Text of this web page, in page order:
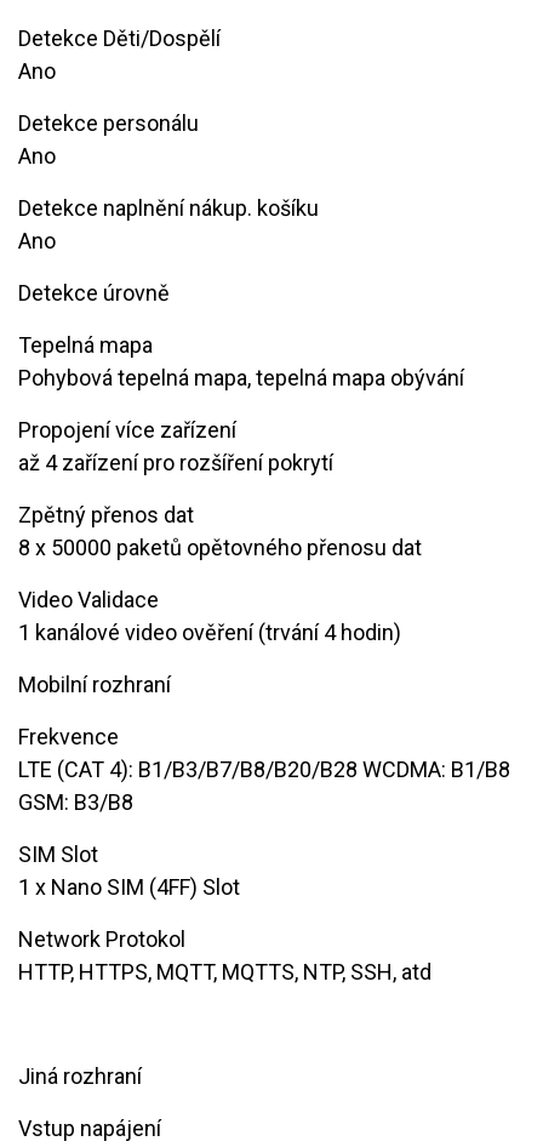
Detekce Děti/Dospělí
Ano
Detekce personálu
Ano
Detekce naplnění nákup. košíku
Ano
Detekce úrovně
Tepelná mapa
Pohybová tepelná mapa, tepelná mapa obývání ​ ​ ​
Propojení více zařízení
​​až 4 zařízení pro rozšíření pokrytí
Zpětný přenos dat
​8 x 50000 paketů opětovného přenosu dat
Video Validace
​​1 kanálové video ověření (trvání 4 hodin)
Mobilní rozhraní
Frekvence
​LTE (CAT 4): B1/B3/B7/B8/B20/B28 WCDMA: B1/B8
GSM: B3/B8
SIM Slot
​1 x Nano SIM (4FF) Slot
Network Protokol
​HTTP, HTTPS, MQTT, MQTTS, NTP, SSH, atd
Jiná rozhraní
Vstup napájení